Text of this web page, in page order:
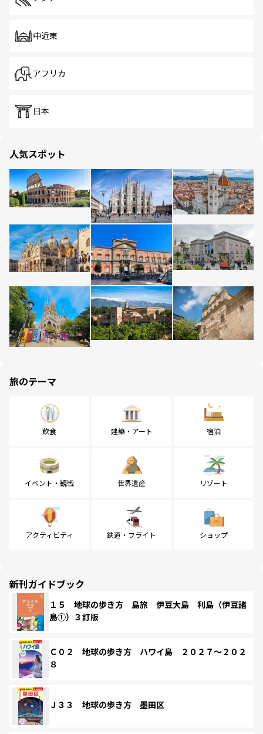
中近東
アフリカ
日本
人気スポット
旅のテーマ
飲食 建築・アート 宿泊
イベント・観戦 世界遺産 リゾート
アクティビティ 鉄道・フライト ショップ
新刊ガイドブック
１５ 地球の歩き方 島旅 伊豆大島 利島（伊豆諸
島①）３訂版
Ｃ０２ 地球の歩き方 ハワイ島 ２０２７～２０２
８
Ｊ３３ 地球の歩き方 墨田区